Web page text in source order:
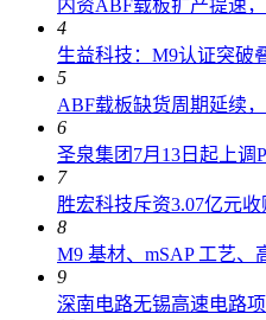
内资ABF载板扩产提速
4
生益科技：M9认证突破
5
ABF载板缺货周期延续
6
圣泉集团7月13日起上调
7
胜宏科技斥资3.07亿元
8
M9 基材、mSAP 工艺、
9
深南电路无锡高速电路